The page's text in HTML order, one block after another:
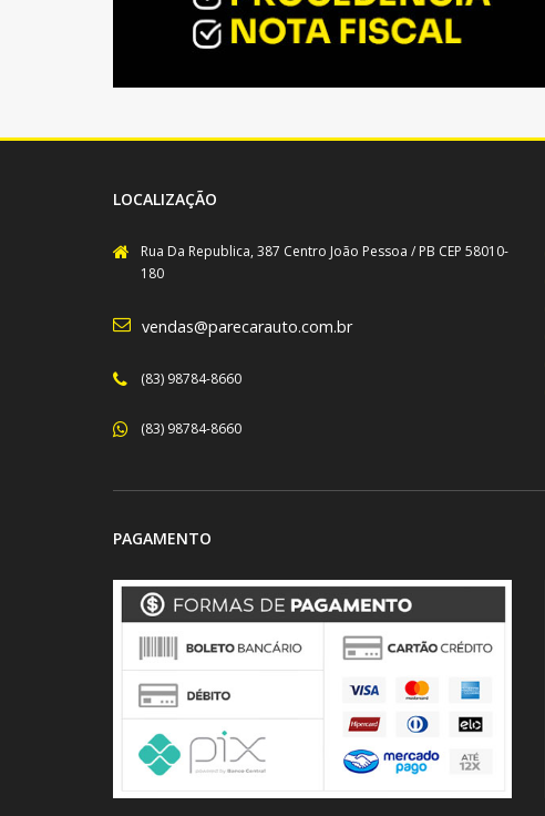
LOCALIZAÇÃO
Rua Da Republica, 387 Centro João Pessoa / PB CEP 58010-
180
vendas@parecarauto.com.br
(83) 98784-8660
(83) 98784-8660
PAGAMENTO